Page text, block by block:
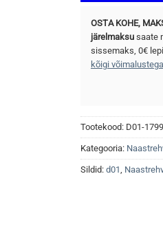
OSTA KOHE,
järelmaksusaate
sissemaks, 0€
kõigi
Tootekood: D01-
Kategooria:
Sildid: d01